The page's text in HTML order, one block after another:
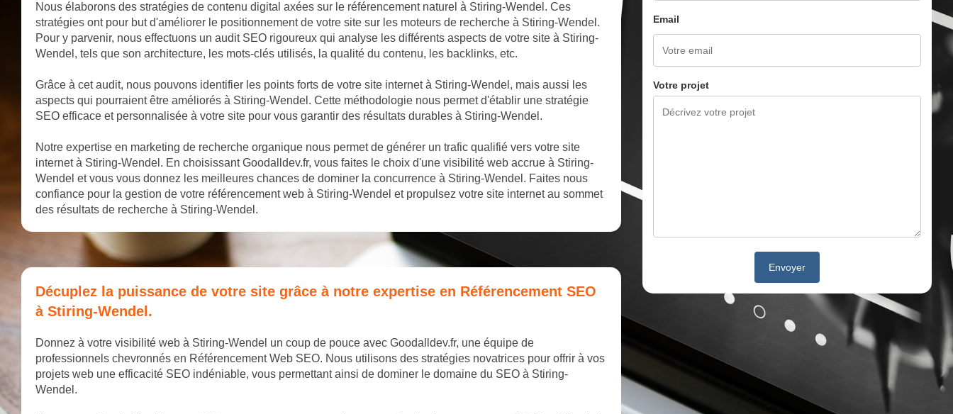
Nous élaborons des stratégies de contenu digital axées sur le référencement naturel à Stiring-Wendel. Ces
stratégies ont pour but d'améliorer le positionnement de votre site sur les moteurs de recherche à Stiring-Wendel.
Pour y parvenir, nous effectuons un audit SEO rigoureux qui analyse les différents aspects de votre site à Stiring-
Wendel, tels que son architecture, les mots-clés utilisés, la qualité du contenu, les backlinks, etc.
Grâce à cet audit, nous pouvons identifier les points forts de votre site internet à Stiring-Wendel, mais aussi les
aspects qui pourraient être améliorés à Stiring-Wendel. Cette méthodologie nous permet d'établir une stratégie
SEO efficace et personnalisée à votre site pour vous garantir des résultats durables à Stiring-Wendel.
Notre expertise en marketing de recherche organique nous permet de générer un trafic qualifié vers votre site
internet à Stiring-Wendel. En choisissant Goodalldev.fr, vous faites le choix d'une visibilité web accrue à Stiring-
Wendel et vous vous donnez les meilleures chances de dominer la concurrence à Stiring-Wendel. Faites nous
confiance pour la gestion de votre référencement web à Stiring-Wendel et propulsez votre site internet au sommet
des résultats de recherche à Stiring-Wendel.
Décuplez la puissance de votre site grâce à notre expertise en Référencement SEO
à Stiring-Wendel.
Donnez à votre visibilité web à Stiring-Wendel un coup de pouce avec Goodalldev.fr, une équipe de
professionnels chevronnés en Référencement Web SEO. Nous utilisons des stratégies novatrices pour offrir à vos
projets web une efficacité SEO indéniable, vous permettant ainsi de dominer le domaine du SEO à Stiring-
Wendel.
Email
Votre projet